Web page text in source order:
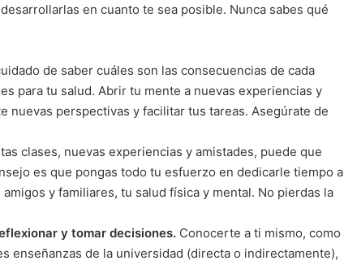
en cuanto te sea posible. Nunca sabes qué
de saber cuáles son las consecuencias de cada
para tu salud. Abrir tu mente a nuevas experiencias y
nuevas perspectivas y facilitar tus tareas. Asegúrate de
clases, nuevas experiencias y amistades, puede que
es que pongas todo tu esfuerzo en dedicarle tiempo a
y familiares, tu salud física y mental. No pierdas la
y tomar decisiones. Conocerte a ti mismo, como
enseñanzas de la universidad (directa o indirectamente),